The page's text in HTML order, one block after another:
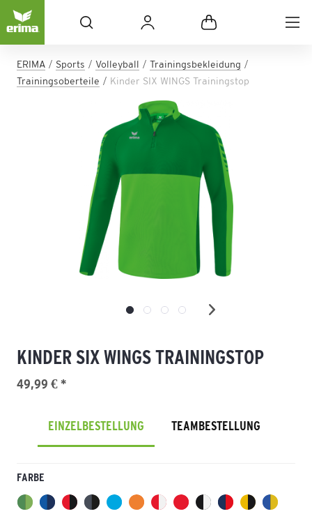
ERIMA Sports Volleyball
Trainingsbekleidung
Trainingsoberteile
Kinder SIX WINGS Trainingstop
KINDER SIX WINGS TRAININGSTOP
49,99 € *
EINZELBESTELLUNG TEAMBESTELLUNG
FARBE